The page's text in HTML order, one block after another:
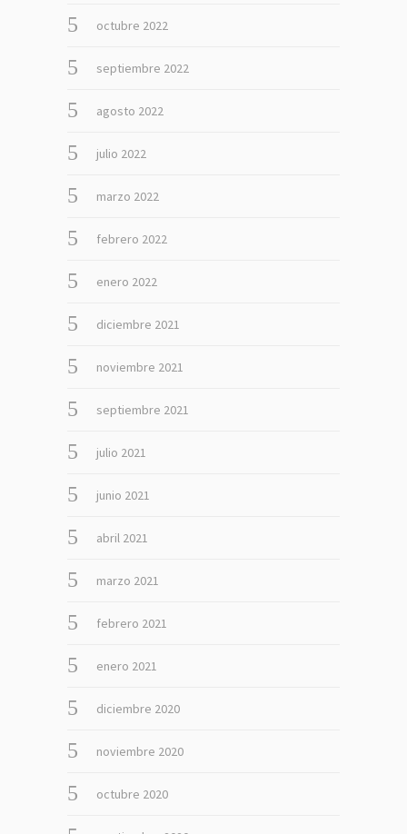
octubre 2022
septiembre 2022
agosto 2022
julio 2022
marzo 2022
febrero 2022
enero 2022
diciembre 2021
noviembre 2021
septiembre 2021
julio 2021
junio 2021
abril 2021
marzo 2021
febrero 2021
enero 2021
diciembre 2020
noviembre 2020
octubre 2020